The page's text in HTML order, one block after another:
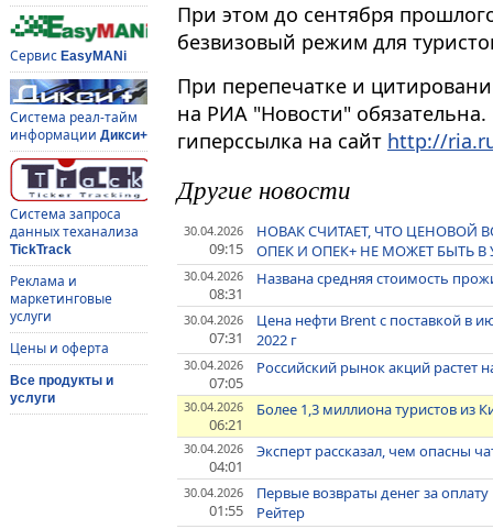
Сервис EasyMANi
Система реал-тайм
информации Дикси+
Система запроса
данных теханализа
TickTrack
Реклама и
маркетинговые
услуги
Цены и оферта
Все продукты и
услуги
При этом до сентября
безвизовый режим для
При перепечатке и
на РИА "Новости"
гиперссылка на сайт http://
Другие новости
30.04.2026
09:15
НОВАК СЧИТАЕТ, ЧТО ЦЕНОВОЙ
ОПЕК И ОПЕК+ НЕ МОЖЕТ БЫТЬ
30.04.2026
08:31
Названа средняя стоимость
30.04.2026
07:31
Цена нефти Brent с поставкой в
2022 г
30.04.2026
07:05
Российский рынок акций растет
30.04.2026
06:21
Более 1,3 миллиона туристов из
30.04.2026
04:01
Эксперт рассказал, чем опасны
30.04.2026
01:55
Первые возвраты денег за
Рейтер